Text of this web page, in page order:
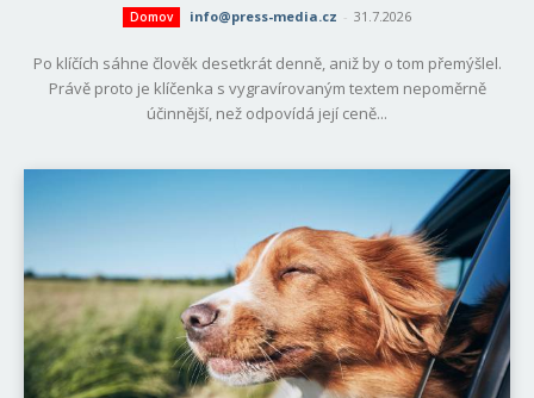
Domov info@press-media.cz - 31.7.2026
Po klíčích sáhne člověk desetkrát denně, aniž by o tom přemýšlel.
Právě proto je klíčenka s vygravírovaným textem nepoměrně
účinnější, než odpovídá její ceně...